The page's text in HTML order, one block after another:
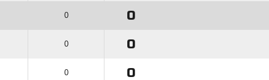
0 0
0 0
0 0